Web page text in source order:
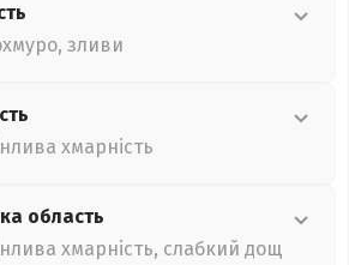
зливи
хмарність
область
хмарність, слабкий дощ